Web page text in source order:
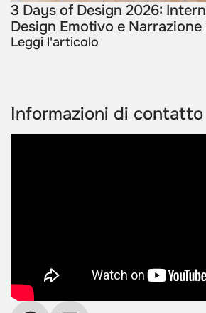
3 Days of Design 2026:
Design Emotivo e Narrazione
Leggi l'articolo
Informazioni di contatto